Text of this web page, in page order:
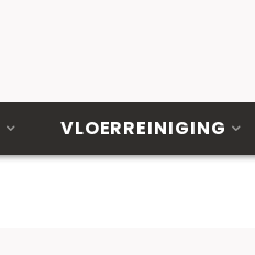
VLOERREINIGING